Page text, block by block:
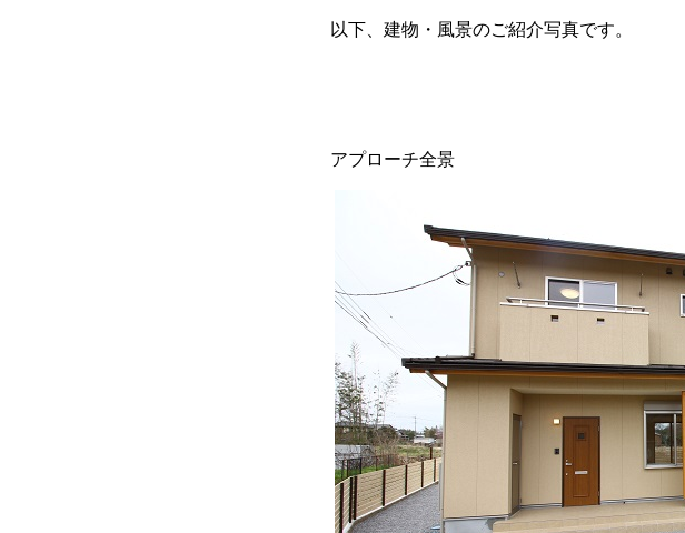
以下、建物・風景のご紹介写真です。
アプローチ全景